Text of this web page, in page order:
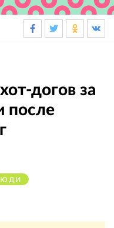
догов за
после